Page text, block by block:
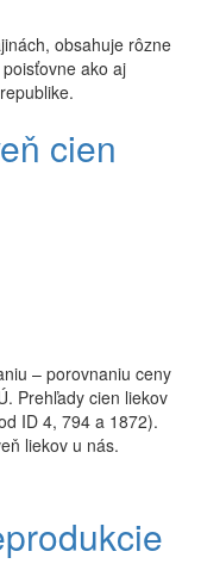
obsahuje rôzne
ako aj
cien
– porovnaniu ceny
Prehľady cien liekov
ID 4, 794 a 1872).
liekov u nás.